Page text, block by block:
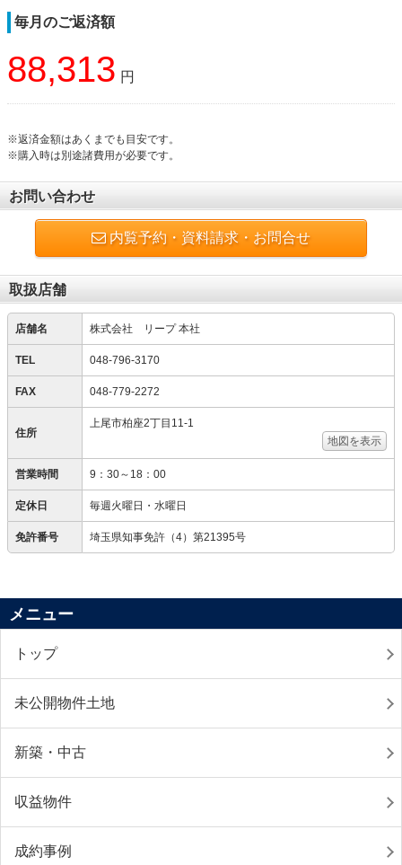
毎月のご返済額
88,313 円
※返済金額はあくまでも目安です。
※購入時は別途諸費用が必要です。
お問い合わせ
内覧予約・資料請求・お問合せ
取扱店舗
店舗名 株式会社 リープ 本社
TEL 048-796-3170
FAX 048-779-2272
住所
上尾市柏座2丁目11-1
地図を表示
営業時間 9：30～18：00
定休日 毎週火曜日・水曜日
免許番号 埼玉県知事免許（4）第21395号
メニュー
トップ
未公開物件土地
新築・中古
収益物件
成約事例